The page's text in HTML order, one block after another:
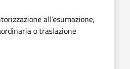
all'esumazione,
o traslazione